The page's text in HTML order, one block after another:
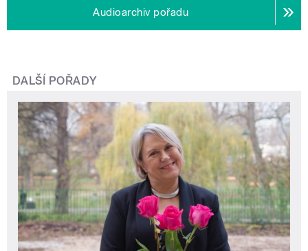
Audioarchiv pořadu
DALŠÍ POŘADY